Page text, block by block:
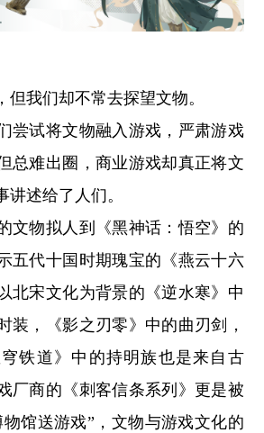
但我们却不常去探望文物。
尝试将文物融入游戏，严肃游戏
总难出圈，商业游戏却真正将文
讲述给了人们。
文物拟人到《黑神话：悟空》的
五代十国时期瑰宝的《燕云十六
北宋文化为背景的《逆水寒》中
装，《影之刃零》中的曲刃剑，
铁道》中的持明族也是来自古
厂商的《刺客信条系列》更是被
馆送游戏”，文物与游戏文化的